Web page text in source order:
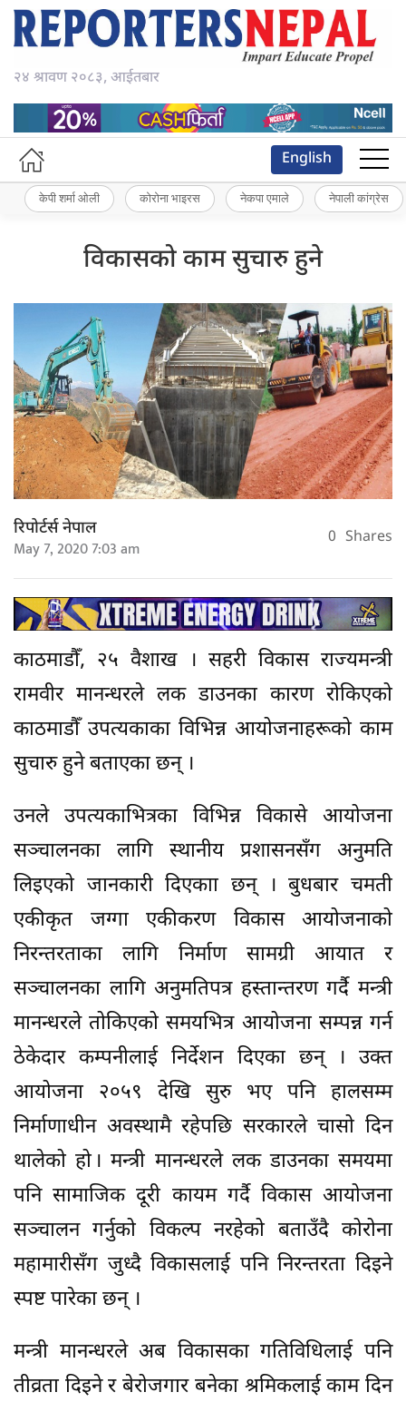
२४ श्रावण २०८३, आईतबार
English
केपी शर्मा ओली कोरोना भाइरस नेकपा एमाले नेपाली कांग्रेस
विकासको काम सुचारु हुने
रिपोर्टर्स नेपाल
May 7, 2020 7:03 am 0 Shares
काठमाडौँ, २५ वैशाख । सहरी विकास राज्यमन्त्री
रामवीर मानन्धरले लक डाउनका कारण रोकिएको
काठमाडौँ उपत्यकाका विभिन्न आयोजनाहरूको काम
सुचारु हुने बताएका छन् ।
उनले उपत्यकाभित्रका विभिन्न विकासे आयोजना
सञ्चालनका लागि स्थानीय प्रशासनसँग अनुमति
लिइएको जानकारी दिएकाा छन् । बुधबार चमती
एकीकृत जग्गा एकीकरण विकास आयोजनाको
निरन्तरताका लागि निर्माण सामग्री आयात र
सञ्चालनका लागि अनुमतिपत्र हस्तान्तरण गर्दै मन्त्री
मानन्धरले तोकिएको समयभित्र आयोजना सम्पन्न गर्न
ठेकेदार कम्पनीलाई निर्देशन दिएका छन् । उक्त
आयोजना २०५९ देखि सुरु भए पनि हालसम्म
निर्माणाधीन अवस्थामै रहेपछि सरकारले चासो दिन
थालेको हो । मन्त्री मानन्धरले लक डाउनका समयमा
पनि सामाजिक दूरी कायम गर्दै विकास आयोजना
सञ्चालन गर्नुको विकल्प नरहेको बताउँदै कोरोना
महामारीसँग जुध्दै विकासलाई पनि निरन्तरता दिइने
स्पष्ट पारेका छन् ।
मन्त्री मानन्धरले अब विकासका गतिविधिलाई पनि
तीव्रता दिइने र बेरोजगार बनेका श्रमिकलाई काम दिन